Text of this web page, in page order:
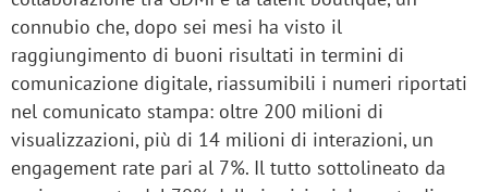
connubio che, dopo sei mesi ha visto il
raggiungimento di buoni risultati in termini di
comunicazione digitale, riassumibili i numeri riportati
nel comunicato stampa: oltre 200 milioni di
visualizzazioni, più di 14 milioni di interazioni, un
engagement rate pari al 7%. Il tutto sottolineato da